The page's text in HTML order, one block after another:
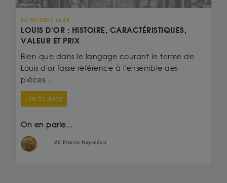
06/05/2021 14:48
LOUIS D'OR : HISTOIRE, CARACTÉRISTIQUES,
VALEUR ET PRIX
Bien que dans le langage courant le terme de
Louis d'or fasse référence à l'ensemble des
pièces...
Lire la suite
On en parle...
20 Francs Napoléon